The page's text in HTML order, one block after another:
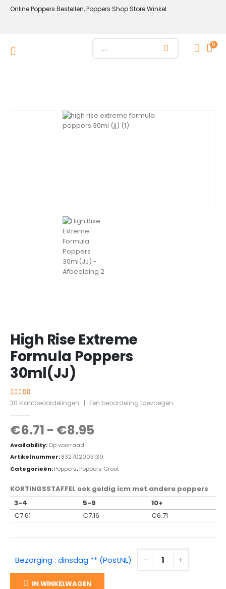
Online Poppers Bestellen, Poppers Shop Store Winkel.
0
High Rise Extreme
Formula Poppers
30ml(JJ)
4.20out of 5
30 klantbeoordelingen Een beoordeling toevoegen
€6.71 - €8.95
Availability:Op voorraad
Artikelnummer:832702003139
Categorieën:Poppers,Poppers Groot
KORTINGSSTAFFEL ook geldig icm met andere poppers
3-4
5-9
10+
€7.61 €7.16 €6.71
Bezorging : dinsdag ** (PostNL)
IN WINKELWAGEN